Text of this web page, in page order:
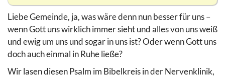
Liebe Gemeinde, ja, was wäre denn nun besser für uns –
wenn Gott uns wirklich immer sieht und alles von uns weiß
und ewig um uns und sogar in uns ist? Oder wenn Gott uns
doch auch einmal in Ruhe ließe?
Wir lasen diesen Psalm im Bibelkreis in der Nervenklinik,